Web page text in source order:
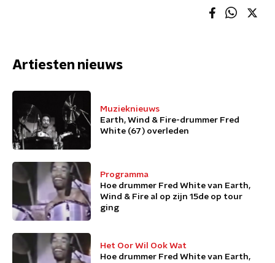
Artiesten nieuws
Muzieknieuws
Earth, Wind & Fire-drummer Fred
White (67) overleden
Programma
Hoe drummer Fred White van Earth,
Wind & Fire al op zijn 15de op tour
ging
Het Oor Wil Ook Wat
Hoe drummer Fred White van Earth,